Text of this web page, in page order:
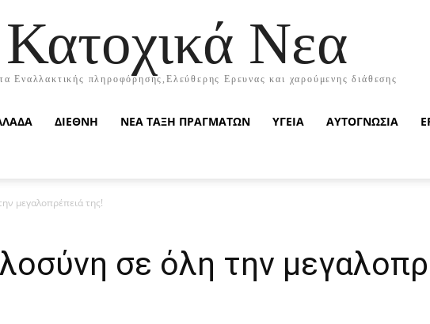
Κατοχικά Νεα
Εναλλακτικής πληροφόρησης,Ελεύθερης Ερευνας και χαρούμενης διάθεσης
ΔΙΕΘΝΗ ΝΕΑ ΤΑΞΗ ΠΡΑΓΜΑΤΩΝ ΥΓΕΙΑ ΑΥΤΟΓΝΩΣΙΑ
μεγαλοπρέπειά της!
σε όλη την